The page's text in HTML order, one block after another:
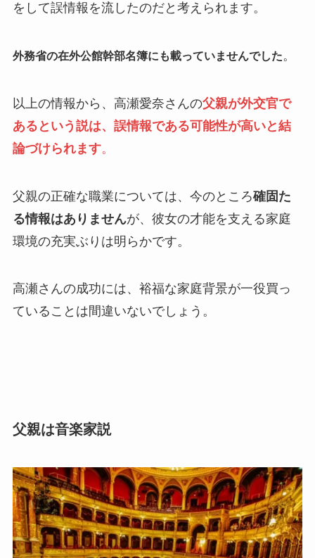
をして誤情報を流したのだと考えられます。
外務省の在外公館幹部名簿にも載っていませんでした。
以上の情報から、高瀬愛奈さんの父親が外交官で
あるという説は、誤情報である可能性が高いと結
論づけられます。
父親の正確な職業については、今のところ確固た
る情報はありませんが、彼女の才能を支える家庭
環境の充実ぶりは明らかです。
高瀬さんの成功には、裕福な家庭背景が一役買っ
ていることは間違いないでしょう。
父親は音楽家説